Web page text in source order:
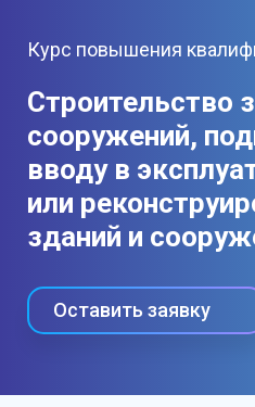
Курс повышения
Строительство
сооружений,
вводу в
или
зданий и
Оставить заявку